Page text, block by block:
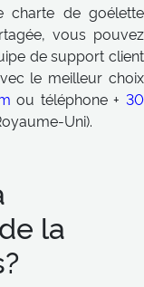
charte de goélette
vous pouvez
de support client
le meilleur choix
ou téléphone +30
Uni).
la